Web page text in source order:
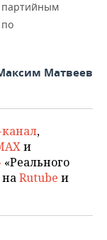
партийным
по
Матвеев
,
и
«Реального
Rutube и